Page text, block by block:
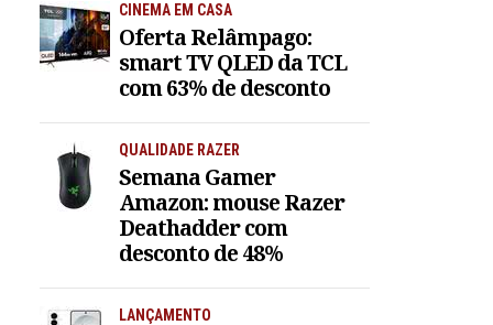
CINEMA EM CASA
Oferta Relâmpago:
smart TV QLED da TCL
com 63% de desconto
QUALIDADE RAZER
Semana Gamer
Amazon: mouse Razer
Deathadder com
desconto de 48%
LANÇAMENTO